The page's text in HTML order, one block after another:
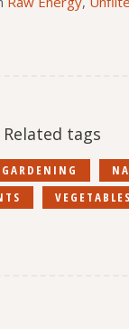
Related tags
GARDENING
VEGETABLES